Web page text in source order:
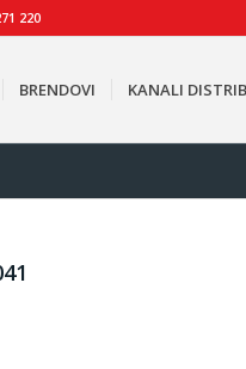
220
BRENDOVI KANALI